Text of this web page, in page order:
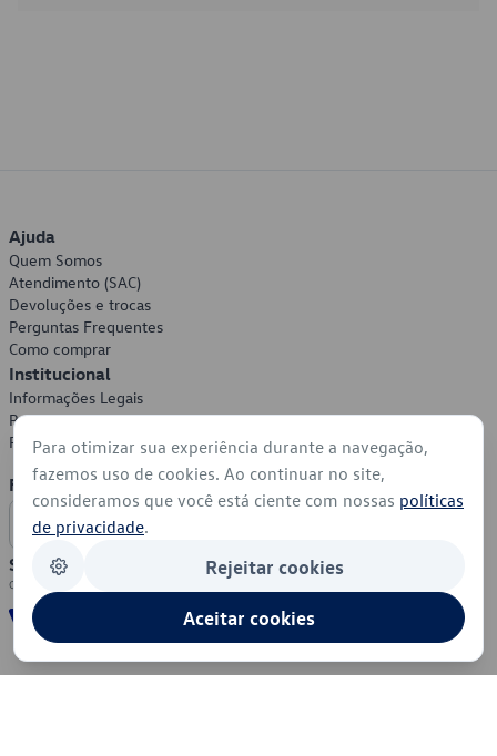
Ajuda
Quem Somos
Atendimento (SAC)
Devoluções e trocas
Perguntas Frequentes
Como comprar
Institucional
Informações Legais
Política de Privacidade
Política de Cookies
Formas de Pagamento
Segurança
Para otimizar sua experiência durante a navegação,
fazemos uso de cookies. Ao continuar no site,
consideramos que você está ciente com nossas políticas
de privacidade.
Rejeitar cookies
Aceitar cookies